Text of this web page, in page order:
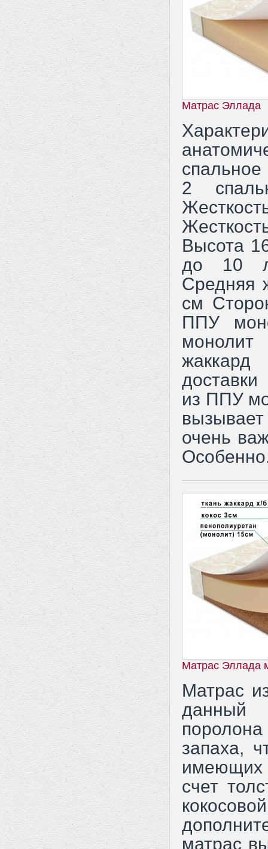
Матрас Эллада
2
Высота
до 10
Средняя
см
ППУ
из ППУ
вызывает
очень
Матрас Эллада
Матрас
данный
поролона
запаха,
имеющих
счет
матрас